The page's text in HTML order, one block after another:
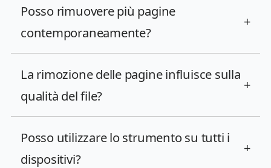
Posso rimuovere più pagine
contemporaneamente?
+
La rimozione delle pagine influisce sulla
qualità del file?
+
Posso utilizzare lo strumento su tutti i
dispositivi?
+